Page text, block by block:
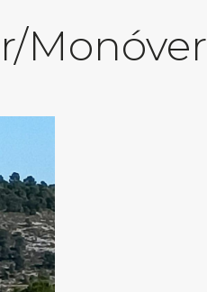
Monóver
have an account?